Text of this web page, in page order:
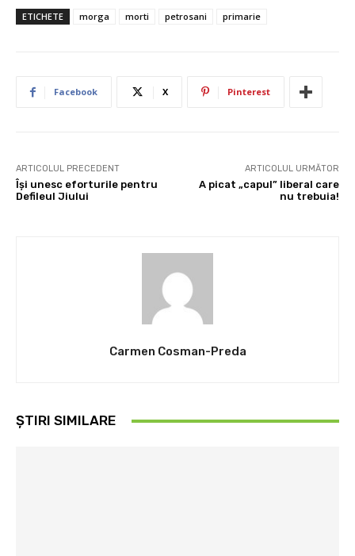
ETICHETE morga morti petrosani primarie
Facebook X Pinterest
ARTICOLUL PRECEDENT
Îşi unesc eforturile pentru
Defileul Jiului
ARTICOLUL URMĂTOR
A picat „capul” liberal care
nu trebuia!
Carmen Cosman-Preda
ȘTIRI SIMILARE